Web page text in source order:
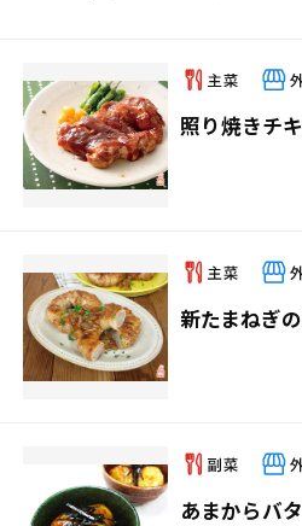
照り焼きチ
新たまねぎ
あまからバ